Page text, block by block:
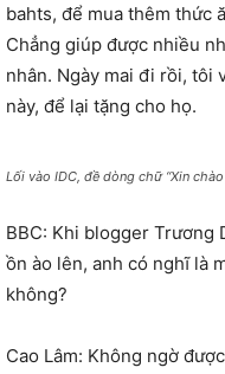
bahts, để mua thêm thức
Chẳng giúp được nhiều
nhân. Ngày mai đi rồi, tôi
này, để lại tặng cho họ.
Lối vào IDC, đề dòng chữ “Xin
BBC: Khi blogger Trương
ồn ào lên, anh có nghĩ là
không?
Cao Lâm: Không ngờ